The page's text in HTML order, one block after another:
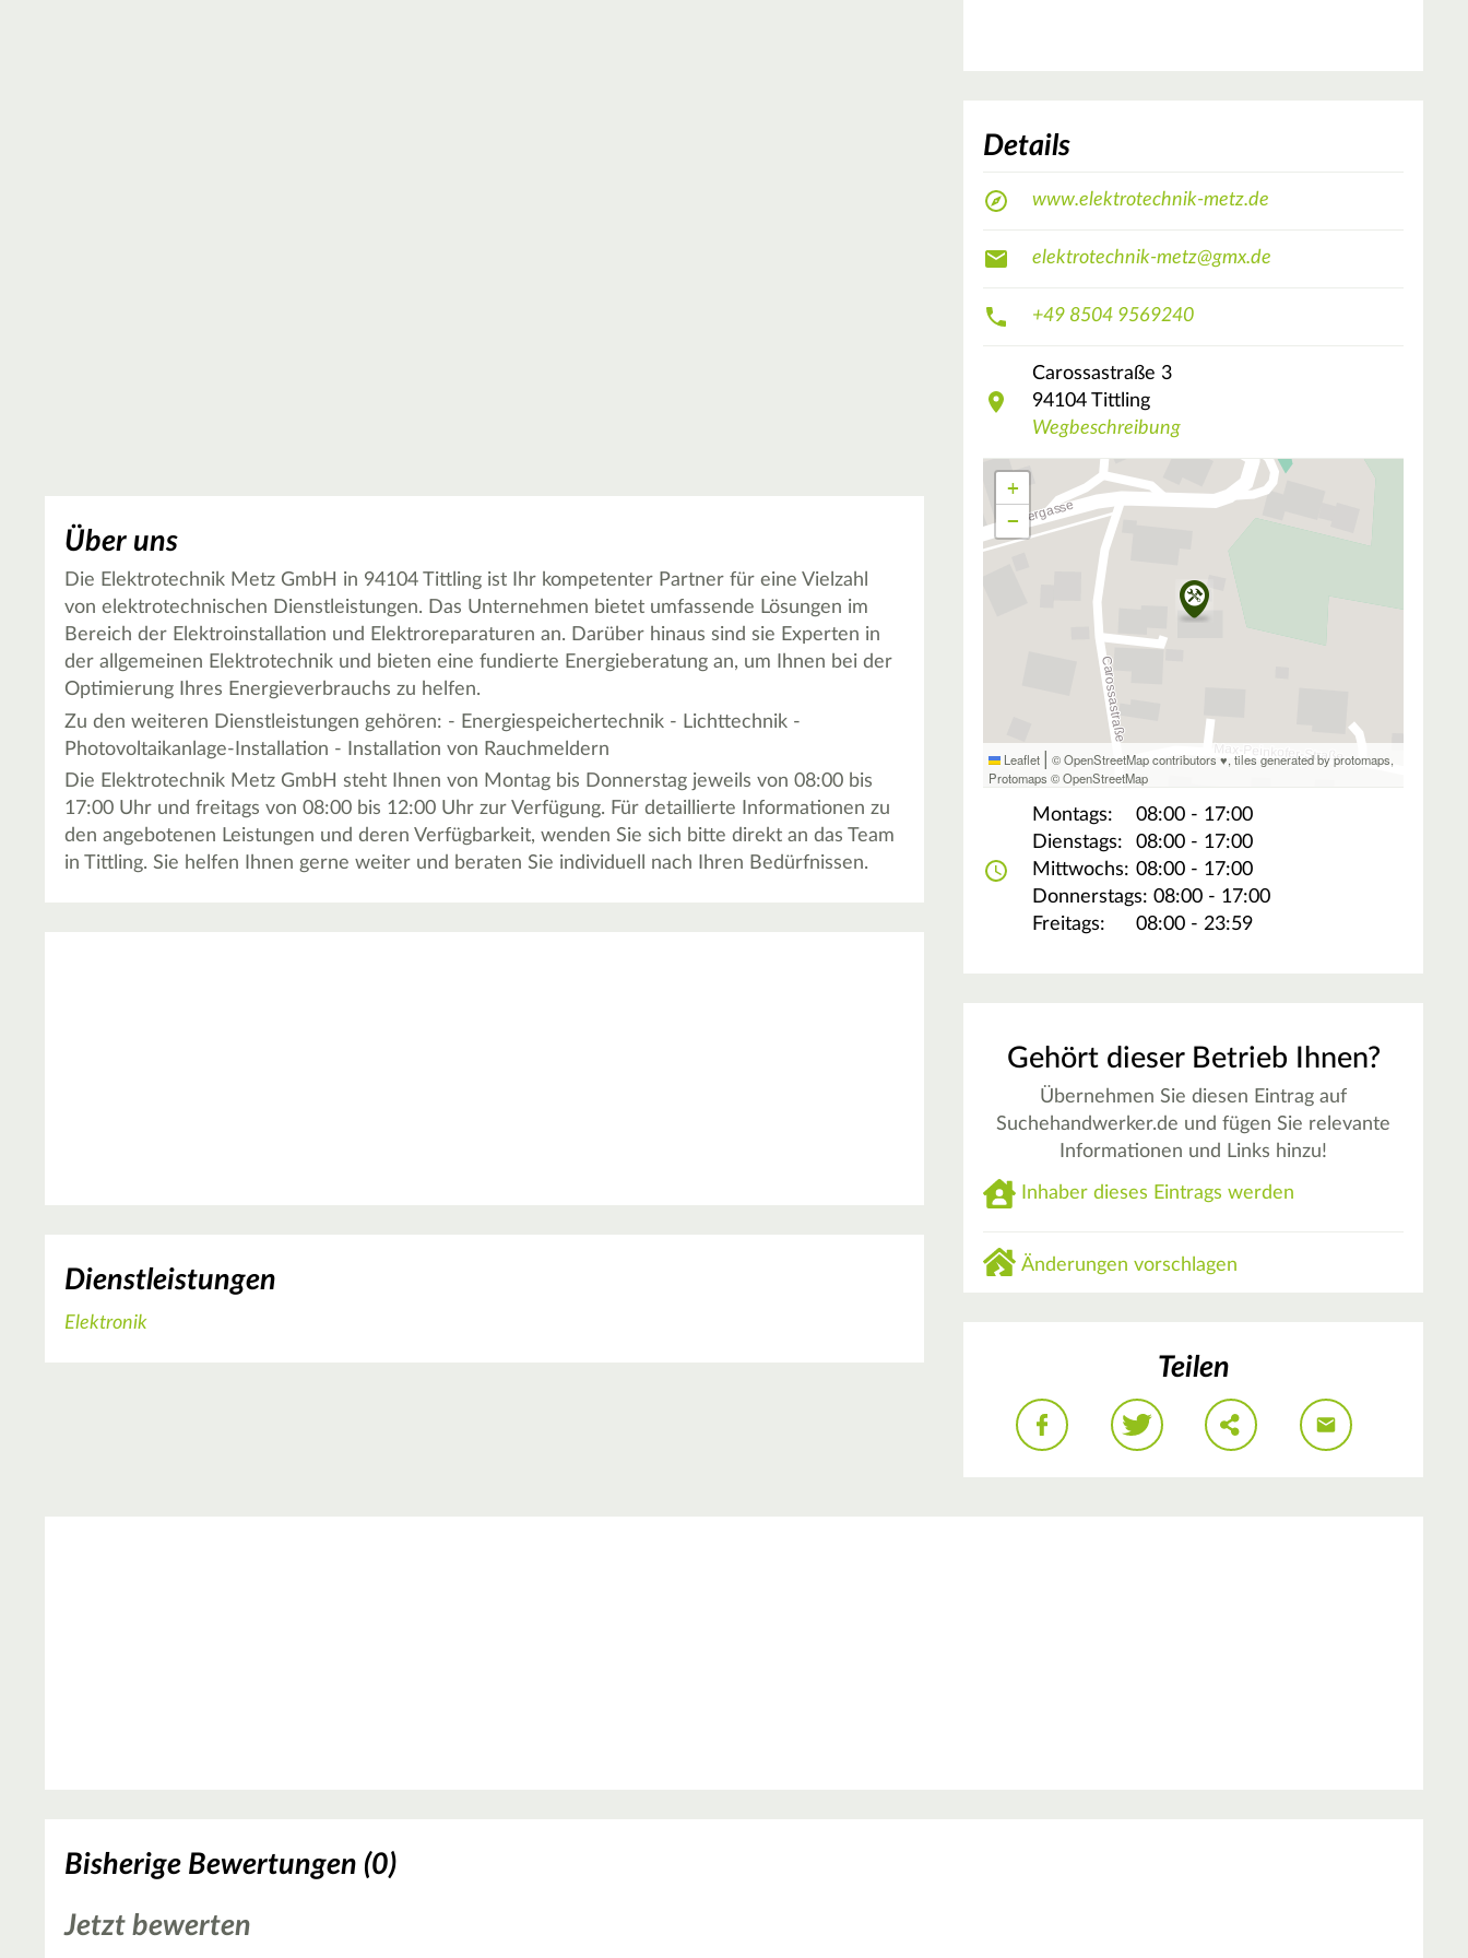
Über uns
Die Elektrotechnik Metz GmbH in 94104 Tittling ist Ihr kompetenter Partner für eine Vielzahl
von elektrotechnischen Dienstleistungen. Das Unternehmen bietet umfassende Lösungen im
Bereich der Elektroinstallation und Elektroreparaturen an. Darüber hinaus sind sie Experten in
der allgemeinen Elektrotechnik und bieten eine fundierte Energieberatung an, um Ihnen bei der
Optimierung Ihres Energieverbrauchs zu helfen.
Zu den weiteren Dienstleistungen gehören: - Energiespeichertechnik - Lichttechnik -
Photovoltaikanlage-Installation - Installation von Rauchmeldern
Die Elektrotechnik Metz GmbH steht Ihnen von Montag bis Donnerstag jeweils von 08:00 bis
17:00 Uhr und freitags von 08:00 bis 12:00 Uhr zur Verfügung. Für detaillierte Informationen zu
den angebotenen Leistungen und deren Verfügbarkeit, wenden Sie sich bitte direkt an das Team
in Tittling. Sie helfen Ihnen gerne weiter und beraten Sie individuell nach Ihren Bedürfnissen.
Dienstleistungen
Elektronik
Details
www.elektrotechnik-metz.de
elektrotechnik-metz@gmx.de
+49 8504 9569240
Carossastraße 3
94104 Tittling
Wegbeschreibung
+
−
Leaflet | © OpenStreetMap contributors ♥,tiles generated by protomaps,
Protomaps ©OpenStreetMap
Montags:
08:00 - 17:00
Dienstags:
08:00 - 17:00
Mittwochs: 08:00 - 17:00
Donnerstags: 08:00 - 17:00
Freitags:
08:00 - 23:59
Gehört dieser Betrieb Ihnen?
Übernehmen Sie diesen Eintrag auf
Suchehandwerker.de und fügen Sie relevante
Informationen und Links hinzu!
Inhaber dieses Eintrags werden
Änderungen vorschlagen
Teilen
Bisherige Bewertungen (0)
Jetzt bewerten